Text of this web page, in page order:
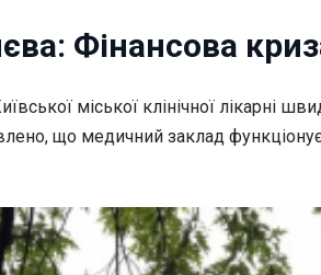
Фінансова
міської клінічної лікарні
що медичний заклад